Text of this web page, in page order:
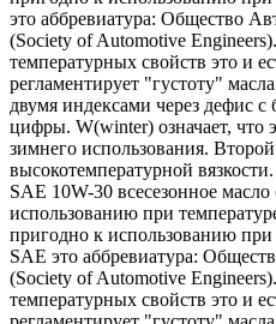
это аббревиатура: Общество
(Society of Automotive
температурных свойств это и
регламентирует "густоту"
двумя индексами через дефис
цифры. W(winter) означает, что
зимнего использования.
высокотемпературной вязкости.
SAE 10W-30 всесезонное
использованию при
пригодно к использованию
SAE это аббревиатура:
(Society of Automotive
температурных свойств это и